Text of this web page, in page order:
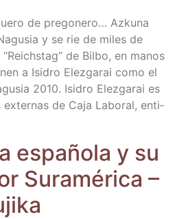
de pre­go­ne­ro… Azku­na
y se rie de miles de
de Bil­bo, en manos
a Isi­dro Elez­ga­rai como el
2010. Isi­dro Elez­ga­rai es
de Caja Labo­ral, enti­
espa­ño­la y su
Sura­mé­ri­ca –